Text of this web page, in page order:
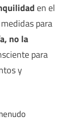
en el
para
no la
para
y